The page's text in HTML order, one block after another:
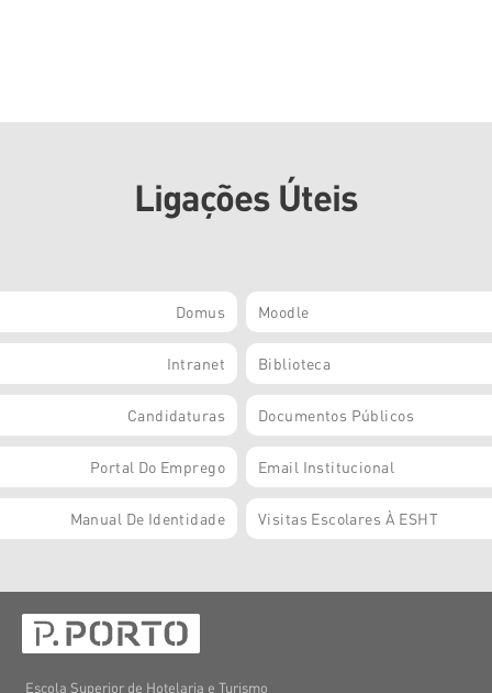
Ligações Úteis
Domus Moodle
Intranet Biblioteca
Candidaturas Documentos Públicos
Portal Do Emprego Email Institucional
Manual De Identidade Visitas Escolares À ESHT
Escola Superior de Hotelaria e Turismo